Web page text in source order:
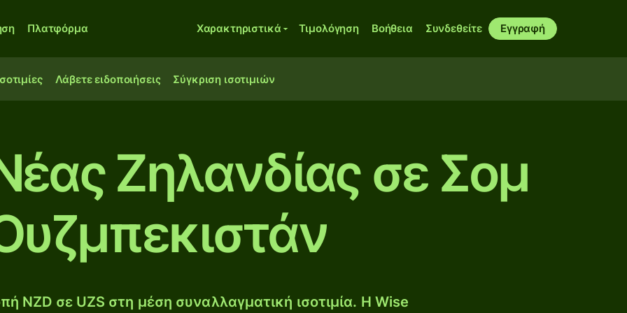
Πλατφόρμα Χαρακτηριστικά Τιμολόγηση Βοήθεια Συνδεθείτε Εγγραφή
Λάβετε ειδοποιήσεις Σύγκριση ισοτιμιών
Ζηλανδίας σε Σομ
NZD σε UZS στη μέση συναλλαγματική ισοτιμία. Η Wise